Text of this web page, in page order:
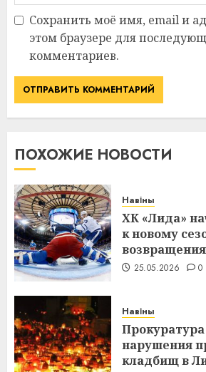
Сохранить моё имя, email и
этом браузере для
комментариев.
ПОХОЖИЕ НОВОСТИ
Навіны
ХК «Лида»
к новому
25.05.2026 0
Навіны
нарушения
кладбищ в